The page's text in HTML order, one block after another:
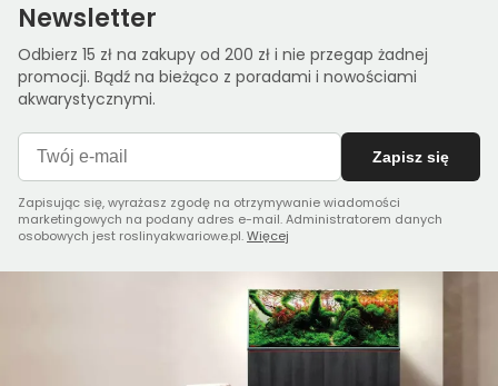
Newsletter
Odbierz 15 zł na zakupy od 200 zł i nie przegap żadnej
promocji. Bądź na bieżąco z poradami i nowościami
akwarystycznymi.
Zapisz się
Zapisując się, wyrażasz zgodę na otrzymywanie wiadomości
marketingowych na podany adres e-mail. Administratorem danych
osobowych jest roslinyakwariowe.pl.Więcej